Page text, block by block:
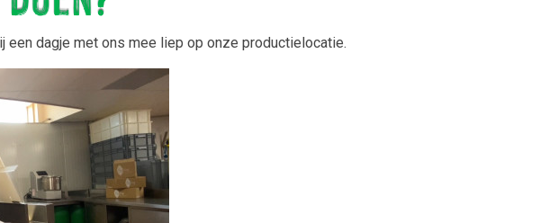
een dagje met ons mee liep op onze productielocatie.